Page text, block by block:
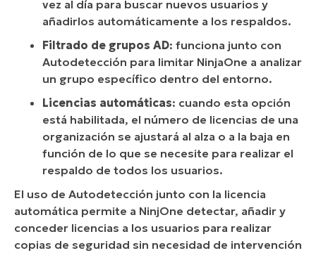
vez al día para buscar nuevos usuarios y
añadirlos automáticamente a los respaldos.
Filtrado de grupos AD: funciona junto con
Autodetección para limitar NinjaOne a analizar
un grupo específico dentro del entorno.
Licencias automáticas: cuando esta opción
está habilitada, el número de licencias de una
organización se ajustará al alza o a la baja en
función de lo que se necesite para realizar el
respaldo de todos los usuarios.
El uso de Autodetección junto con la licencia
automática permite a NinjOne detectar, añadir y
conceder licencias a los usuarios para realizar
copias de seguridad sin necesidad de intervención